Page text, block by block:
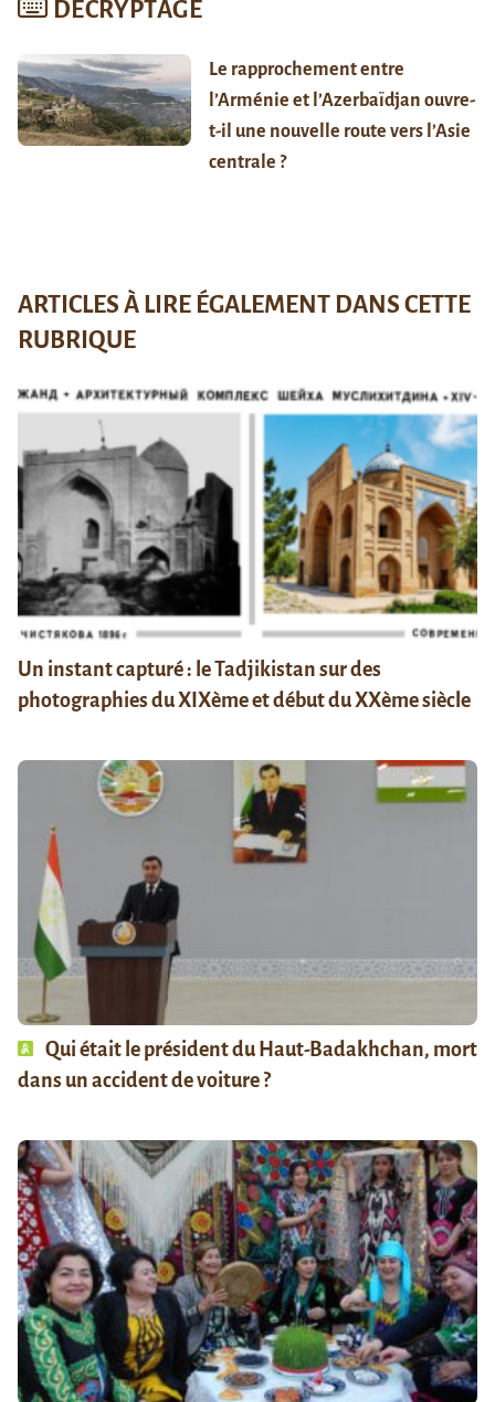
DÉCRYPTAGE
Le rapprochement entre
l’Arménie et l’Azerbaïdjan ouvre-
t-il une nouvelle route vers l’Asie
centrale ?
ARTICLES À LIRE ÉGALEMENT DANS CETTE
RUBRIQUE
Un instant capturé : le Tadjikistan sur des
photographies du XIXème et début du XXème siècle
Qui était le président du Haut-Badakhchan, mort
dans un accident de voiture ?